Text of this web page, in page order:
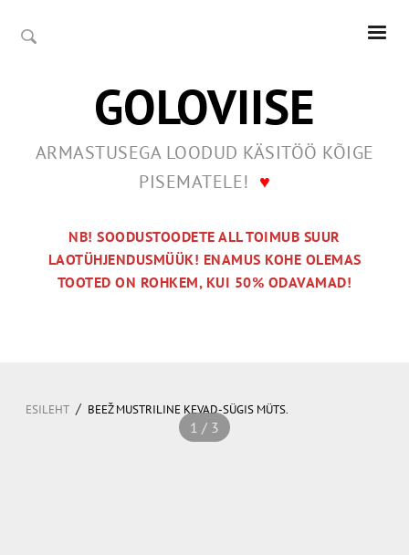
GOLOVIISE
ARMASTUSEGA LOODUD KÄSITÖÖ KÕIGE
PISEMATELE! ♥
NB! SOODUSTOODETE ALL TOIMUB SUUR
LAOTÜHJENDUSMÜÜK! ENAMUS KOHE OLEMAS
TOOTED ON ROHKEM, KUI 50% ODAVAMAD!
ESILEHT / BEEŽ MUSTRILINE KEVAD-SÜGIS MÜTS.
1 / 3